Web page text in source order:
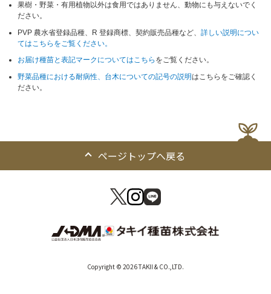
果樹・野菜・有用植物以外は食用ではありません、動物にも与えないでく
ださい。
PVP 農水省登録品種、R 登録商標、契約販売品種など、詳しい説明につい
てはこちらをご覧ください。
お届け種苗と表記マークについてはこちら をご覧ください。
野菜品種における耐病性、台木についての記号の説明はこちらをご確認く
ださい。
ページトップへ戻る
Copyright © 2026 TAKII & CO.,LTD.